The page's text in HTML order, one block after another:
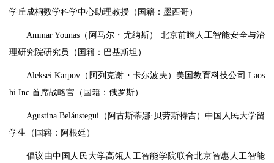
学丘成桐数学科学中心助理教授（国籍：墨西哥）
Ammar Younas（阿马尔・尤纳斯） 北京前瞻人工智能安全与治
理研究院研究员（国籍：巴基斯坦）
Aleksei Karpov（阿列克谢・卡尔波夫）美国教育科技公司 Laos
hi Inc.首席战略官（国籍：俄罗斯）
Agustina Beláustegui（阿古斯蒂娜·贝劳斯特吉）中国人民大学留
学生（国籍：阿根廷）
倡议由中国人民大学高瓴人工智能学院联合北京智惠人工智能